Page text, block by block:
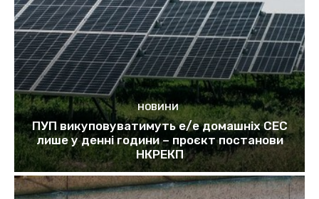
НОВИНИ
ПУП викуповуватимуть е/е домашніх СЕС
лише у денні години – проєкт постанови
НКРЕКП